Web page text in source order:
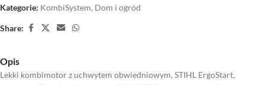
Kategorie: KombiSystem, Dom i ogród
Share:
Opis
Lekki kombimotor z uchwytem obwiedniowym, STIHL ErgoStart,